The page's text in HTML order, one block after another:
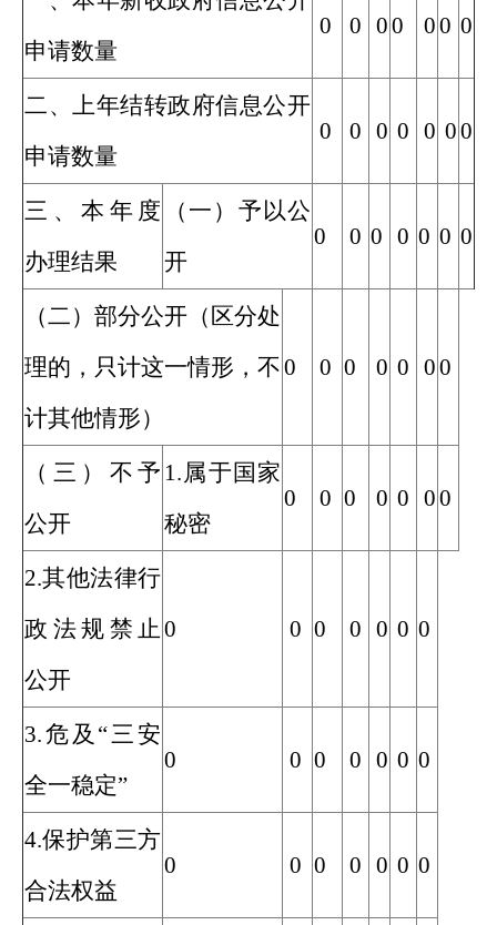
申请数量
0 0 00 00 0
二、上年结转政府信息公开
申请数量
0 0 0 0 0 00
三、本年度
办理结果
（一）予以公
开
0 0 0 0 0 0 0
（二）部分公开（区分处
理的，只计这一情形，不
计其他情形）
0 0 0 0 0 00
（三）不予
公开
1.属于国家
秘密
0 0 0 0 0 00
2.其他法律行
政法规禁止
公开
0 0 0 0 0 0 0
3.危及“三安
全一稳定”
0 0 0 0 0 0 0
4.保护第三方
合法权益
0 0 0 0 0 0 0